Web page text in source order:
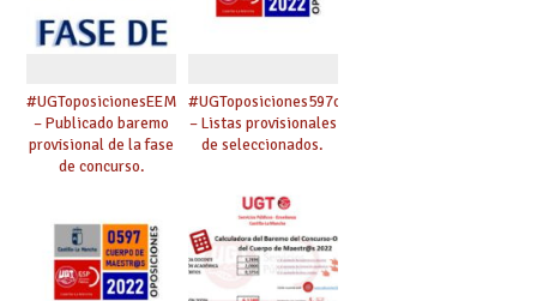
#UGToposicionesEEMMclm2023
– Publicado baremo
provisional de la fase
de concurso.
#UGToposiciones597clm2022
– Listas provisionales
de seleccionados.